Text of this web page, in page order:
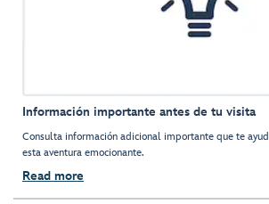
Información importante antes de tu visita
Consulta información adicional importante que te
esta aventura emocionante.
Read more